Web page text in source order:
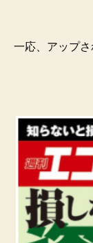
一応、アップさ